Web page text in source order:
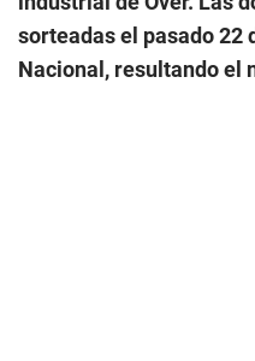
sorteadas el pasado 22
Nacional, resultando el